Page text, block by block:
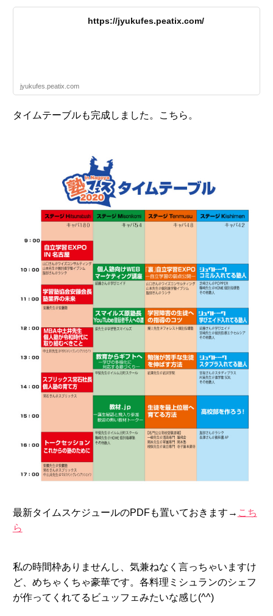
https://jyukufes.peatix.com/
jyukufes.peatix.com
タイムテーブルも完成しました。こちら。
最新タイムスケジュールのPDFも置いておきます→ こち
ら
私の時間枠ありませんし、気兼ねなく言っちゃいますけ
ど、めちゃくちゃ豪華です。各料理ミシュランのシェフ
が作ってくれてるビュッフェみたいな感じ(^^)